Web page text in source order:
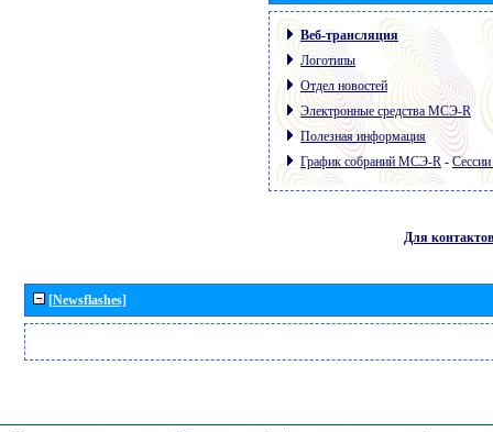
Веб-трансляция
Логотипы
Отдел новостей
Электронные средства МСЭ-R
Полезная информация
График собраний МСЭ-R -
Для контактов
[Newsflashes]